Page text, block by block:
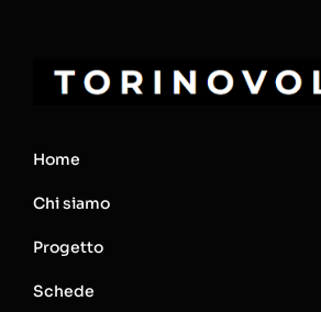
Home
Chi siamo
Progetto
Schede